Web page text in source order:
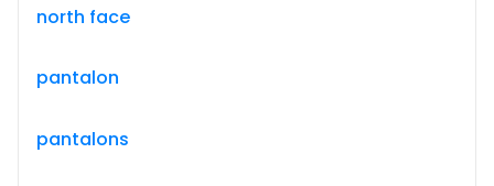
north face
pantalon
pantalons